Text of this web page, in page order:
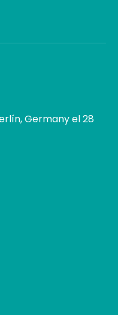
Germany el 28